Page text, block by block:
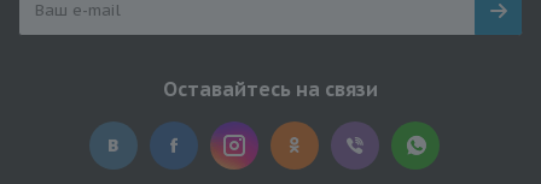
Оставайтесь на связи